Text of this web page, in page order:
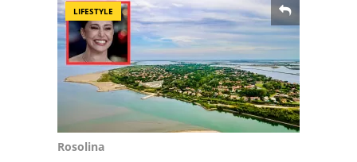
LIFESTYLE
Rosolina